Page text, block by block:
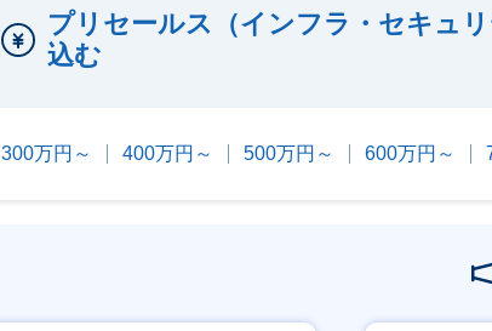
プリセールス（インフラ・セキュ
込む
300万円～ 400万円～ 500万円～ 600万円～